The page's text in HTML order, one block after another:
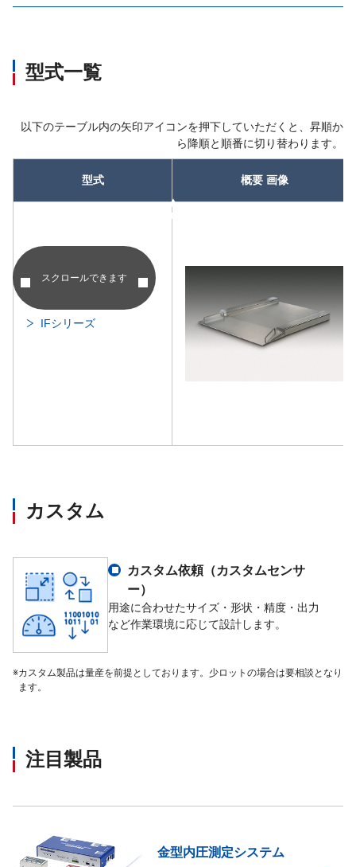
型式一覧
以下のテーブル内の矢印アイコンを押下していただくと、昇順か
ら降順と順番に切り替わります。
スクロールできます
型式 概要 画像
IFシリーズ
カスタム
カスタム依頼（カスタムセンサ
ー）
用途に合わせたサイズ・形状・精度・出力
など作業環境に応じて設計します。
※カスタム製品は量産を前提としております。少ロットの場合は要相談となり
ます。
注目製品
金型内圧測定システム